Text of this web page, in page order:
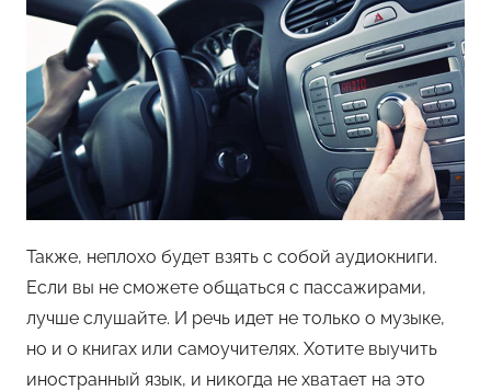
Также, неплохо будет взять с собой аудиокниги.
Если вы не сможете общаться с пассажирами,
лучше слушайте. И речь идет не только о музыке,
но и о книгах или самоучителях. Хотите выучить
иностранный язык, и никогда не хватает на это